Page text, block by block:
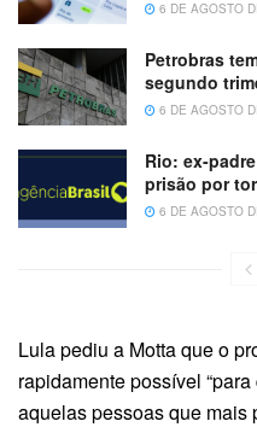
6 DE AGOSTO
Petrobras
segundo
6 DE AGOSTO
Rio: ex-
prisão por
6 DE AGOSTO
Lula pediu a Motta que o
rapidamente possível
aquelas pessoas que mais